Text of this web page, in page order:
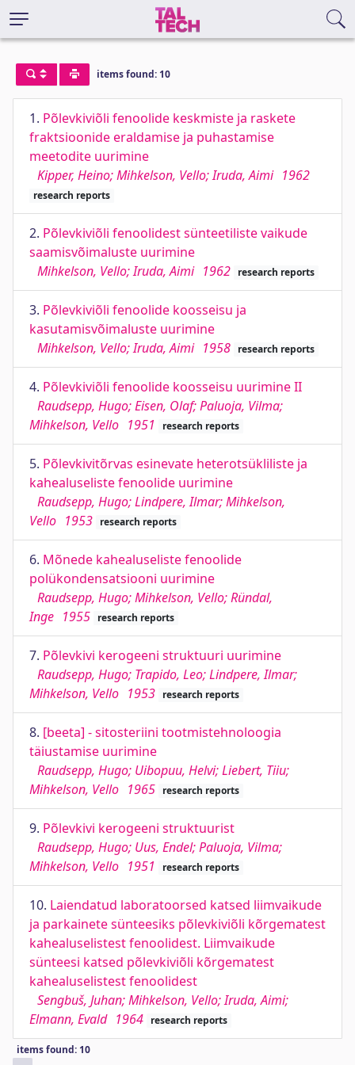
items found: 10
1. Põlevkiviõli fenoolide keskmiste ja raskete
fraktsioonide eraldamise ja puhastamise
meetodite uurimine
Kipper, Heino; Mihkelson, Vello; Iruda, Aimi 1962
research reports
2. Põlevkiviõli fenoolidest sünteetiliste vaikude
saamisvõimaluste uurimine
Mihkelson, Vello; Iruda, Aimi 1962 research reports
3. Põlevkiviõli fenoolide koosseisu ja
kasutamisvõimaluste uurimine
Mihkelson, Vello; Iruda, Aimi 1958 research reports
4. Põlevkiviõli fenoolide koosseisu uurimine II
Raudsepp, Hugo; Eisen, Olaf; Paluoja, Vilma;
Mihkelson, Vello 1951 research reports
5. Põlevkivitõrvas esinevate heterotsükliliste ja
kahealuseliste fenoolide uurimine
Raudsepp, Hugo; Lindpere, Ilmar; Mihkelson,
Vello 1953 research reports
6. Mõnede kahealuseliste fenoolide
polükondensatsiooni uurimine
Raudsepp, Hugo; Mihkelson, Vello; Ründal,
Inge 1955 research reports
7. Põlevkivi kerogeeni struktuuri uurimine
Raudsepp, Hugo; Trapido, Leo; Lindpere, Ilmar;
Mihkelson, Vello 1953 research reports
8. [beeta] - sitosteriini tootmistehnoloogia
täiustamise uurimine
Raudsepp, Hugo; Uibopuu, Helvi; Liebert, Tiiu;
Mihkelson, Vello 1965 research reports
9. Põlevkivi kerogeeni struktuurist
Raudsepp, Hugo; Uus, Endel; Paluoja, Vilma;
Mihkelson, Vello 1951 research reports
10. Laiendatud laboratoorsed katsed liimvaikude
ja parkainete sünteesiks põlevkiviõli kõrgematest
kahealuselistest fenoolidest. Liimvaikude
sünteesi katsed põlevkiviõli kõrgematest
kahealuselistest fenoolidest
Sengbuš, Juhan; Mihkelson, Vello; Iruda, Aimi;
Elmann, Evald 1964 research reports
items found: 10